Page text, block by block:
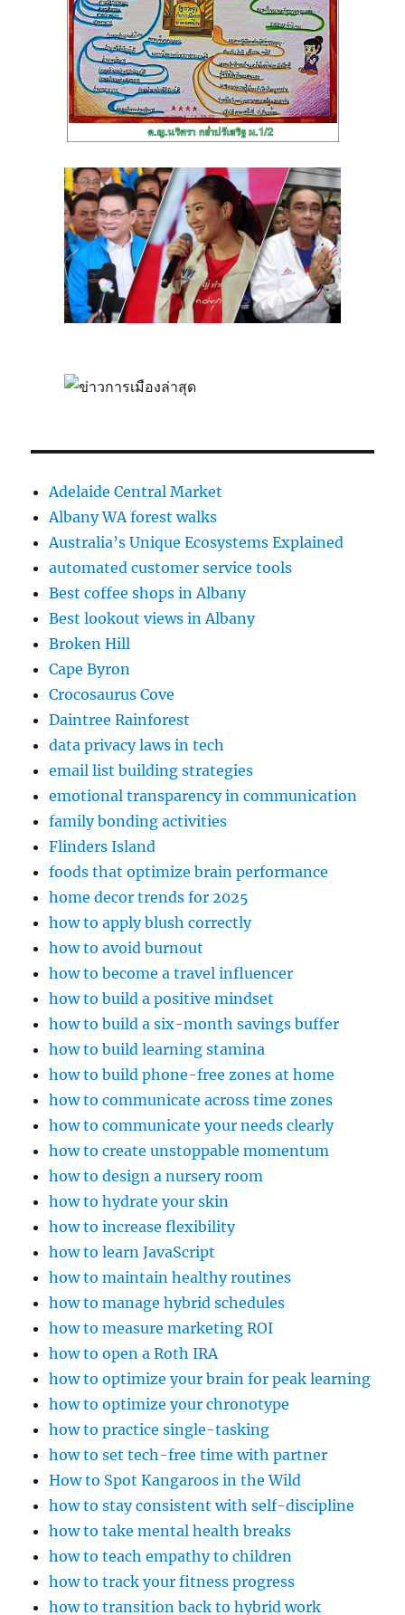
Adelaide Central Market
Albany WA forest walks
Australia’s Unique Ecosystems Explained
automated customer service tools
Best coffee shops in Albany
Best lookout views in Albany
Broken Hill
Cape Byron
Crocosaurus Cove
Daintree Rainforest
data privacy laws in tech
email list building strategies
emotional transparency in communication
family bonding activities
Flinders Island
foods that optimize brain performance
home decor trends for 2025
how to apply blush correctly
how to avoid burnout
how to become a travel influencer
how to build a positive mindset
how to build a six-month savings buffer
how to build learning stamina
how to build phone-free zones at home
how to communicate across time zones
how to communicate your needs clearly
how to create unstoppable momentum
how to design a nursery room
how to hydrate your skin
how to increase flexibility
how to learn JavaScript
how to maintain healthy routines
how to manage hybrid schedules
how to measure marketing ROI
how to open a Roth IRA
how to optimize your brain for peak learning
how to optimize your chronotype
how to practice single-tasking
how to set tech-free time with partner
How to Spot Kangaroos in the Wild
how to stay consistent with self-discipline
how to take mental health breaks
how to teach empathy to children
how to track your fitness progress
how to transition back to hybrid work